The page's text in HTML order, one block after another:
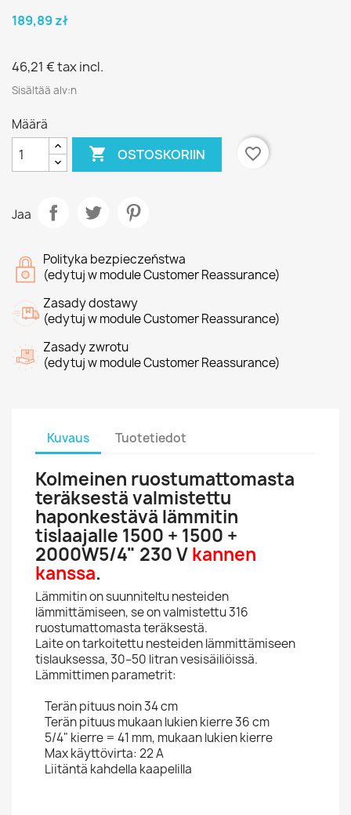
189,89 zł
46,21 €tax incl.
Sisältää alv:n
Määrä
 OSTOSKORIIN favorite_border
Jaa
Polityka bezpieczeństwa
(edytuj w module Customer Reassurance)
Zasady dostawy
(edytuj w module Customer Reassurance)
Zasady zwrotu
(edytuj w module Customer Reassurance)
Kuvaus Tuotetiedot
Kolmeinen ruostumattomasta
teräksestä valmistettu
haponkestävä lämmitin
tislaajalle 1500 + 1500 +
2000W5/4" 230 V kannen
kanssa.
Lämmitin on suunniteltu nesteiden
lämmittämiseen, se on valmistettu 316
ruostumattomasta teräksestä.
Laite on tarkoitettu nesteiden lämmittämiseen
tislauksessa, 30–50 litran vesisäiliöissä.
Lämmittimen parametrit:
Terän pituus noin 34 cm
Terän pituus mukaan lukien kierre 36 cm
5/4" kierre = 41 mm, mukaan lukien kierre
Max käyttövirta: 22 A
Liitäntä kahdella kaapelilla